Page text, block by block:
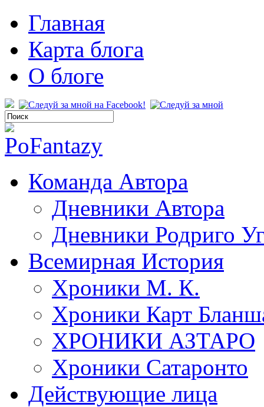
Главная
Карта блога
О блоге
Команда Автора
Дневники Автора
Дневники Родриго
Всемирная История
Хроники М. К.
Хроники Карт
ХРОНИКИ АЗТАРО
Хроники Сатаронто
Действующие лица